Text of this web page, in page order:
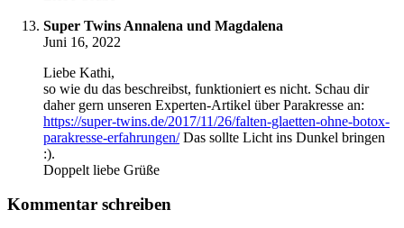
Super Twins Annalena und Magdalena
Juni 16, 2022
Liebe Kathi,
so wie du das beschreibst, funktioniert es nicht. Schau dir
daher gern unseren Experten-Artikel über Parakresse an:
https://super-twins.de/2017/11/26/falten-glaetten-ohne-botox-
parakresse-erfahrungen/Das sollte Licht ins Dunkel bringen
:).
Doppelt liebe Grüße
Kommentar schreiben